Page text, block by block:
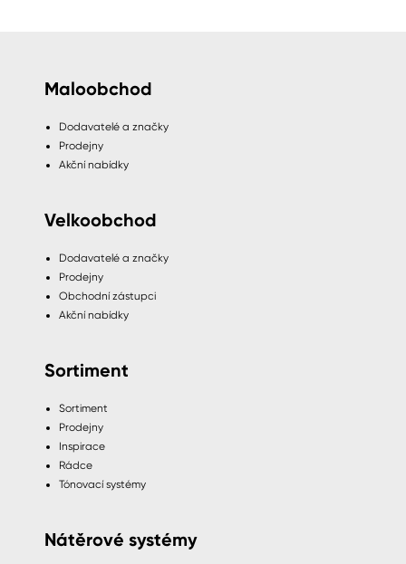
Maloobchod
Dodavatelé a značky
Prodejny
Akční nabídky
Velkoobchod
Dodavatelé a značky
Prodejny
Obchodní zástupci
Akční nabídky
Sortiment
Sortiment
Prodejny
Inspirace
Rádce
Tónovací systémy
Nátěrové systémy